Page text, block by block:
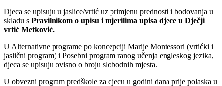
Djeca se upisuju u jaslice/vrtić uz primjenu prednosti i bodovanja u
skladu s Pravilnikom o upisu i mjerilima upisa djece u Dječji
vrtić Metković.
U Alternativne programe po koncepciji Marije Montessori (vrtićki i
jaslični program) i Posebni program ranog učenja engleskog jezika,
djeca se upisuju ovisno o broju slobodnih mjesta.
U obvezni program predškole za djecu u godini dana prije polaska u